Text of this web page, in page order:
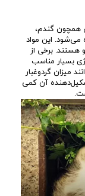
همچون گندم،
می‌شود. این مواد
هستند. برخی از
بسیار مناسب
میزان گردوغبار
آن کمی